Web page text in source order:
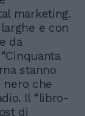
marketing.
e con
da
stanno
nero che
Il “libro-
di